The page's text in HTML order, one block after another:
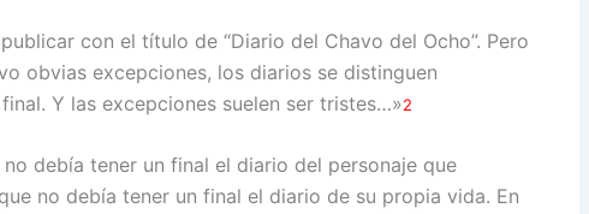
con el título de “Diario del Chavo del Ocho”. Pero
obvias excepciones, los diarios se distinguen
Y las excepciones suelen ser tristes…»2
debía tener un final el diario del personaje que
no debía tener un final el diario de su propia vida. En